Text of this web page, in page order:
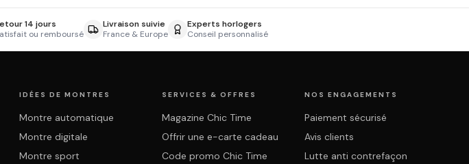
14 jours
ou remboursé
Livraison suivie
France & Europe
Experts horlogers
Conseil personnalisé
IDÉES DE MONTRES
Montre automatique
Montre digitale
Montre sport
SERVICES & OFFRES
Magazine Chic Time
Offrir une e-carte cadeau
Code promo Chic Time
NOS ENGAGEMENTS
Paiement sécurisé
Avis clients
Lutte anti contrefaçon